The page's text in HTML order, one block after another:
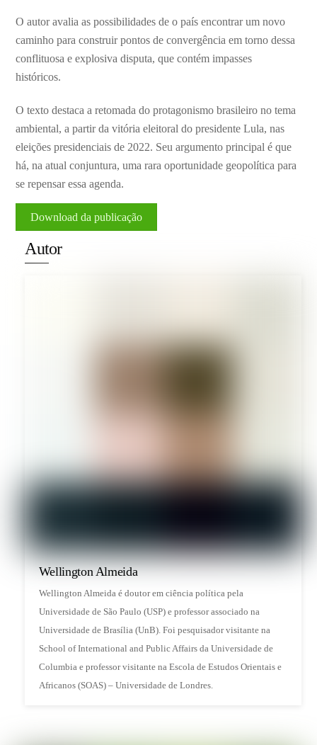
O autor avalia as possibilidades de o país encontrar um novo
caminho para construir pontos de convergência em torno dessa
conflituosa e explosiva disputa, que contém impasses
históricos.
O texto destaca a retomada do protagonismo brasileiro no tema
ambiental, a partir da vitória eleitoral do presidente Lula, nas
eleições presidenciais de 2022. Seu argumento principal é que
há, na atual conjuntura, uma rara oportunidade geopolítica para
se repensar essa agenda.
Download da publicação
Autor
Wellington Almeida
Wellington Almeida é doutor em ciência política pela
Universidade de São Paulo (USP) e professor associado na
Universidade de Brasília (UnB). Foi pesquisador visitante na
School of International and Public Affairs da Universidade de
Columbia e professor visitante na Escola de Estudos Orientais e
Africanos (SOAS) – Universidade de Londres.